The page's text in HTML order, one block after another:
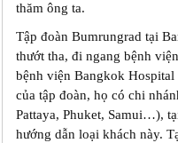
thăm ông ta.
Tập đoàn Bumrungrad tại
thướt tha, đi ngang bệnh
bệnh viện Bangkok
của tập đoàn, họ có chi
Pattaya, Phuket, Samui…),
hướng dẫn loại khách này.